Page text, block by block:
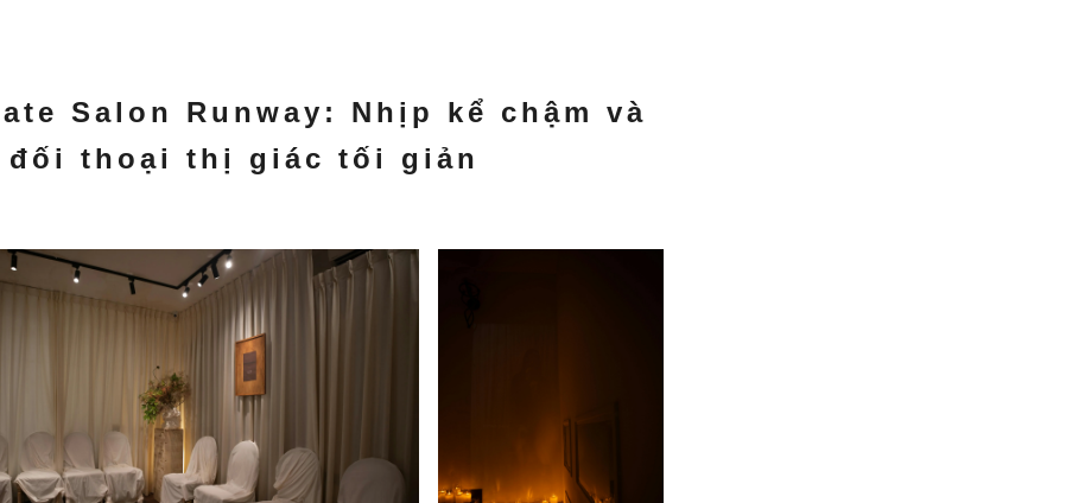
Salon Runway: Nhịp kể chậm và
đối thoại thị giác tối giản